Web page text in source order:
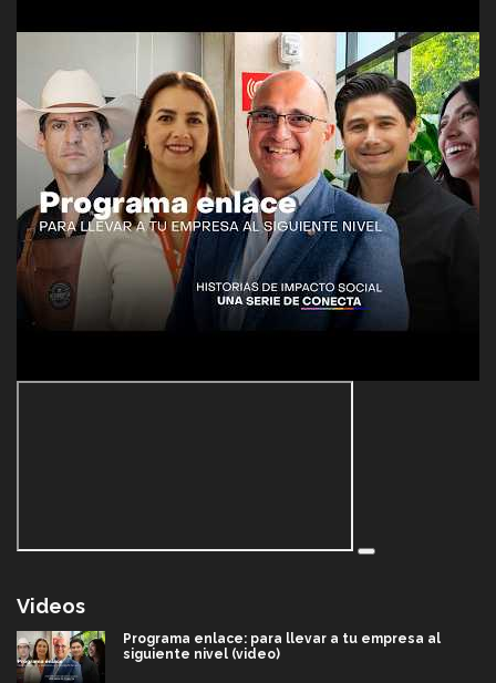
Videos
Programa enlace: para llevar a tu empresa al
siguiente nivel (video)